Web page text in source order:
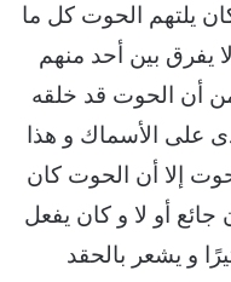
يلتهم الحوت كل ما
يفرق بين أحد منهم
أن الحوت قد خلقه
على الأسماك و هذا
إلا أن الحوت كان
جائع أو لا و كان يفعل
و يشعر بالحقد